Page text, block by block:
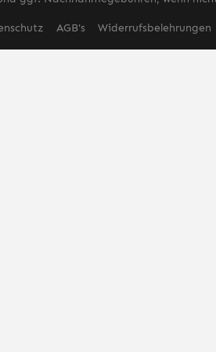
AGB's Widerrufsbelehrungen